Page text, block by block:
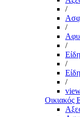
/
/
/
/
/
Οικιακός